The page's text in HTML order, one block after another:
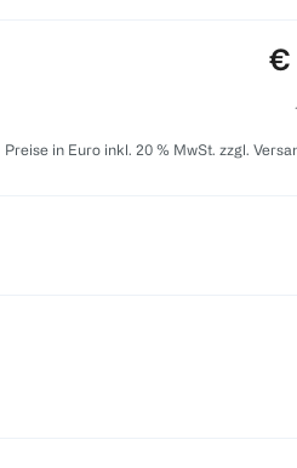
€
Preise in Euro inkl. 20 % MwSt. zzgl.